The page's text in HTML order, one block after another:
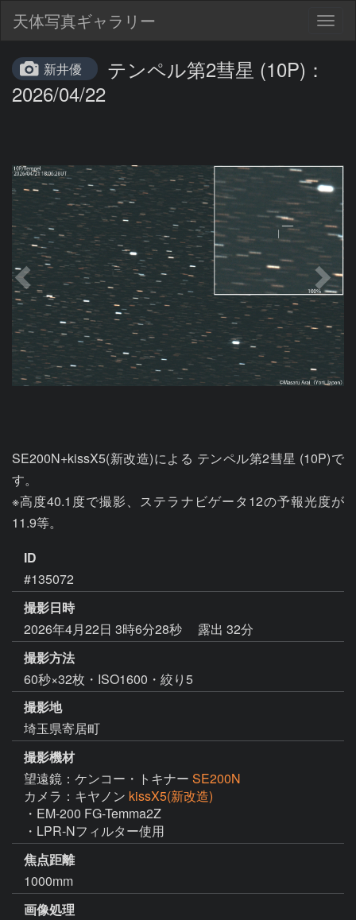
天体写真ギャラリー
新井優
テンペル第2彗星 (10P)：
2026/04/22
SE200N+kissX5(新改造)による テンペル第2彗星 (10P)で
す。
※高度40.1度で撮影、ステラナビゲータ12の予報光度が
11.9等。
ID
#135072
撮影日時
2026年4月22日 3時6分28秒
露出 32分
撮影方法
60秒×32枚・ISO1600・絞り5
撮影地
埼玉県寄居町
撮影機材
望遠鏡：ケンコー・トキナー SE200N
カメラ：キヤノン kissX5(新改造)
・EM-200 FG-Temma2Z
・LPR-Nフィルター使用
焦点距離
1000mm
画像処理